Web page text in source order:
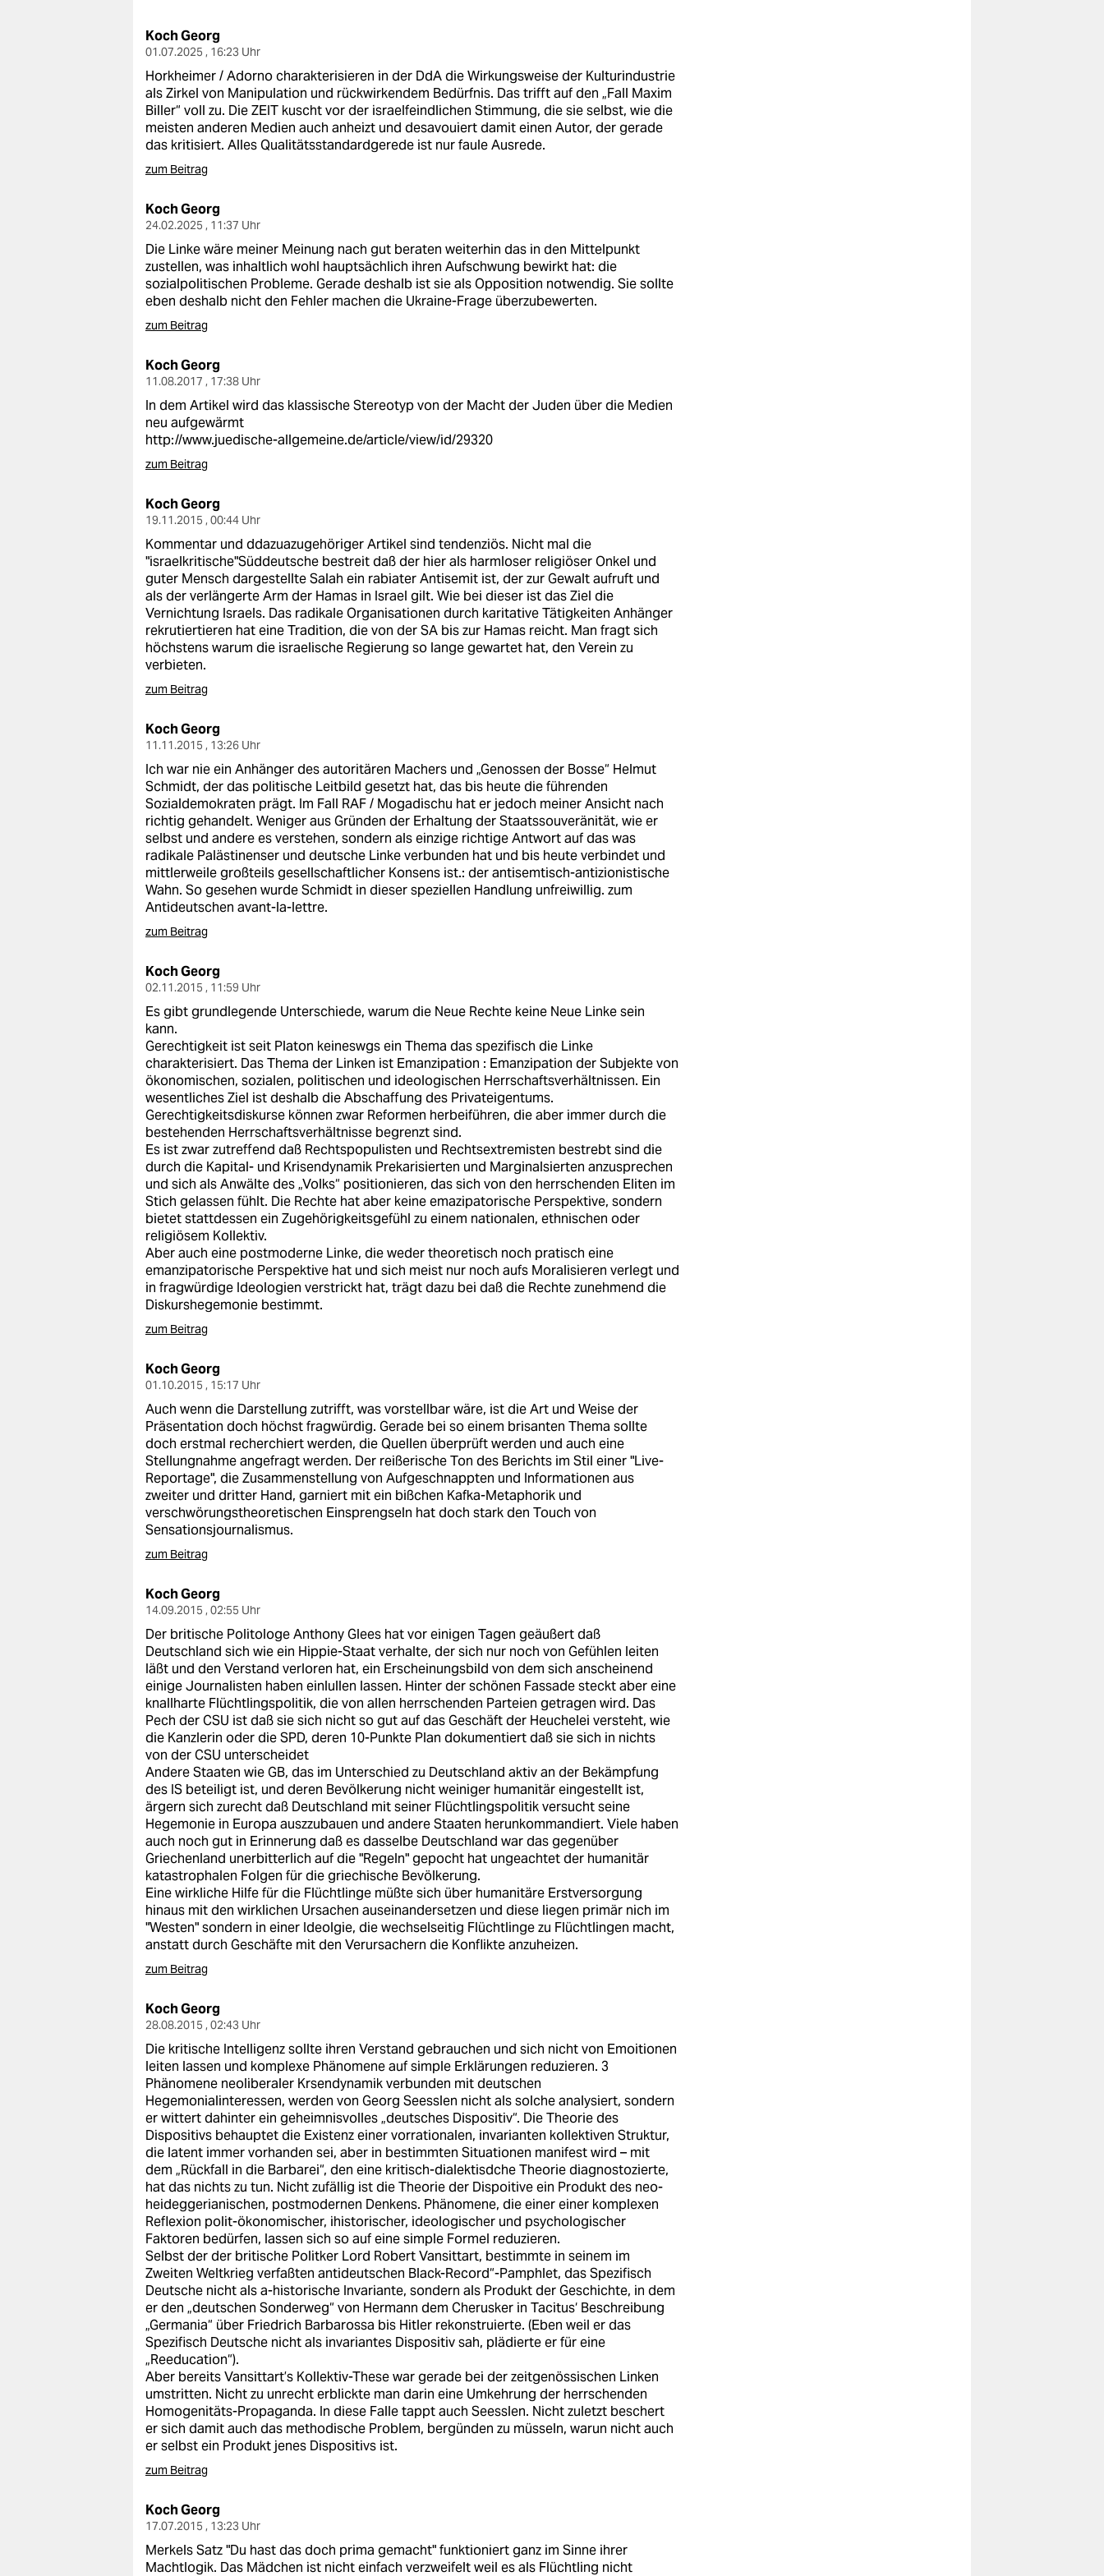
nord
wahrheit
verlag
verlag
veranstaltungen
shop
fragen & hilfe
unterstützen
abo
epaper login
Koch Georg
01.07.2025 , 16:23 Uhr
Horkheimer / Adorno charakterisieren in der DdA die Wirkungsweise der Kulturindustrie
als Zirkel von Manipulation und rückwirkendem Bedürfnis. Das trifft auf den „Fall Maxim
Biller“ voll zu. Die ZEIT kuscht vor der israelfeindlichen Stimmung, die sie selbst, wie die
meisten anderen Medien auch anheizt und desavouiert damit einen Autor, der gerade
das kritisiert. Alles Qualitätsstandardgerede ist nur faule Ausrede.
zum Beitrag
Koch Georg
24.02.2025 , 11:37 Uhr
Die Linke wäre meiner Meinung nach gut beraten weiterhin das in den Mittelpunkt
zustellen, was inhaltlich wohl hauptsächlich ihren Aufschwung bewirkt hat: die
sozialpolitischen Probleme. Gerade deshalb ist sie als Opposition notwendig. Sie sollte
eben deshalb nicht den Fehler machen die Ukraine-Frage überzubewerten.
zum Beitrag
Koch Georg
11.08.2017 , 17:38 Uhr
In dem Artikel wird das klassische Stereotyp von der Macht der Juden über die Medien
neu aufgewärmt
http://www.juedische-allgemeine.de/article/view/id/29320
zum Beitrag
Koch Georg
19.11.2015 , 00:44 Uhr
Kommentar und ddazuazugehöriger Artikel sind tendenziös. Nicht mal die
"israelkritische"Süddeutsche bestreit daß der hier als harmloser religiöser Onkel und
guter Mensch dargestellte Salah ein rabiater Antisemit ist, der zur Gewalt aufruft und
als der verlängerte Arm der Hamas in Israel gilt. Wie bei dieser ist das Ziel die
Vernichtung Israels. Das radikale Organisationen durch karitative Tätigkeiten Anhänger
rekrutiertieren hat eine Tradition, die von der SA bis zur Hamas reicht. Man fragt sich
höchstens warum die israelische Regierung so lange gewartet hat, den Verein zu
verbieten.
zum Beitrag
Koch Georg
11.11.2015 , 13:26 Uhr
Ich war nie ein Anhänger des autoritären Machers und „Genossen der Bosse“ Helmut
Schmidt, der das politische Leitbild gesetzt hat, das bis heute die führenden
Sozialdemokraten prägt. Im Fall RAF / Mogadischu hat er jedoch meiner Ansicht nach
richtig gehandelt. Weniger aus Gründen der Erhaltung der Staatssouveränität, wie er
selbst und andere es verstehen, sondern als einzige richtige Antwort auf das was
radikale Palästinenser und deutsche Linke verbunden hat und bis heute verbindet und
mittlerweile großteils gesellschaftlicher Konsens ist.: der antisemtisch-antizionistische
Wahn. So gesehen wurde Schmidt in dieser speziellen Handlung unfreiwillig. zum
Antideutschen avant-la-lettre.
zum Beitrag
Koch Georg
02.11.2015 , 11:59 Uhr
Es gibt grundlegende Unterschiede, warum die Neue Rechte keine Neue Linke sein
kann.
Gerechtigkeit ist seit Platon keineswgs ein Thema das spezifisch die Linke
charakterisiert. Das Thema der Linken ist Emanzipation : Emanzipation der Subjekte von
ökonomischen, sozialen, politischen und ideologischen Herrschaftsverhältnissen. Ein
wesentliches Ziel ist deshalb die Abschaffung des Privateigentums.
Gerechtigkeitsdiskurse können zwar Reformen herbeiführen, die aber immer durch die
bestehenden Herrschaftsverhältnisse begrenzt sind.
Es ist zwar zutreffend daß Rechtspopulisten und Rechtsextremisten bestrebt sind die
durch die Kapital- und Krisendynamik Prekarisierten und Marginalsierten anzusprechen
und sich als Anwälte des „Volks“ positionieren, das sich von den herrschenden Eliten im
Stich gelassen fühlt. Die Rechte hat aber keine emazipatorische Perspektive, sondern
bietet stattdessen ein Zugehörigkeitsgefühl zu einem nationalen, ethnischen oder
religiösem Kollektiv.
Aber auch eine postmoderne Linke, die weder theoretisch noch pratisch eine
emanzipatorische Perspektive hat und sich meist nur noch aufs Moralisieren verlegt und
in fragwürdige Ideologien verstrickt hat, trägt dazu bei daß die Rechte zunehmend die
Diskurshegemonie bestimmt.
zum Beitrag
Koch Georg
01.10.2015 , 15:17 Uhr
Auch wenn die Darstellung zutrifft, was vorstellbar wäre, ist die Art und Weise der
Präsentation doch höchst fragwürdig. Gerade bei so einem brisanten Thema sollte
doch erstmal recherchiert werden, die Quellen überprüft werden und auch eine
Stellungnahme angefragt werden. Der reißerische Ton des Berichts im Stil einer "Live-
Reportage", die Zusammenstellung von Aufgeschnappten und Informationen aus
zweiter und dritter Hand, garniert mit ein bißchen Kafka-Metaphorik und
verschwörungstheoretischen Einsprengseln hat doch stark den Touch von
Sensationsjournalismus.
zum Beitrag
Koch Georg
14.09.2015 , 02:55 Uhr
Der britische Politologe Anthony Glees hat vor einigen Tagen geäußert daß
Deutschland sich wie ein Hippie-Staat verhalte, der sich nur noch von Gefühlen leiten
läßt und den Verstand verloren hat, ein Erscheinungsbild von dem sich anscheinend
einige Journalisten haben einlullen lassen. Hinter der schönen Fassade steckt aber eine
knallharte Flüchtlingspolitik, die von allen herrschenden Parteien getragen wird. Das
Pech der CSU ist daß sie sich nicht so gut auf das Geschäft der Heuchelei versteht, wie
die Kanzlerin oder die SPD, deren 10-Punkte Plan dokumentiert daß sie sich in nichts
von der CSU unterscheidet
Andere Staaten wie GB, das im Unterschied zu Deutschland aktiv an der Bekämpfung
des IS beteiligt ist, und deren Bevölkerung nicht weiniger humanitär eingestellt ist,
ärgern sich zurecht daß Deutschland mit seiner Flüchtlingspolitik versucht seine
Hegemonie in Europa auszzubauen und andere Staaten herunkommandiert. Viele haben
auch noch gut in Erinnerung daß es dasselbe Deutschland war das gegenüber
Griechenland unerbitterlich auf die "Regeln" gepocht hat ungeachtet der humanitär
katastrophalen Folgen für die griechische Bevölkerung.
Eine wirkliche Hilfe für die Flüchtlinge müßte sich über humanitäre Erstversorgung
hinaus mit den wirklichen Ursachen auseinandersetzen und diese liegen primär nich im
"Westen" sondern in einer Ideolgie, die wechselseitig Flüchtlinge zu Flüchtlingen macht,
anstatt durch Geschäfte mit den Verursachern die Konflikte anzuheizen.
zum Beitrag
Koch Georg
28.08.2015 , 02:43 Uhr
Die kritische Intelligenz sollte ihren Verstand gebrauchen und sich nicht von Emoitionen
leiten lassen und komplexe Phänomene auf simple Erklärungen reduzieren. 3
Phänomene neoliberaler Krsendynamik verbunden mit deutschen
Hegemonialinteressen, werden von Georg Seesslen nicht als solche analysiert, sondern
er wittert dahinter ein geheimnisvolles „deutsches Dispositiv“. Die Theorie des
Dispositivs behauptet die Existenz einer vorrationalen, invarianten kollektiven Struktur,
die latent immer vorhanden sei, aber in bestimmten Situationen manifest wird – mit
dem „Rückfall in die Barbarei“, den eine kritisch-dialektisdche Theorie diagnostozierte,
hat das nichts zu tun. Nicht zufällig ist die Theorie der Dispoitive ein Produkt des neo-
heideggerianischen, postmodernen Denkens. Phänomene, die einer einer komplexen
Reflexion polit-ökonomischer, ihistorischer, ideologischer und psychologischer
Faktoren bedürfen, lassen sich so auf eine simple Formel reduzieren.
Selbst der der britische Politker Lord Robert Vansittart, bestimmte in seinem im
Zweiten Weltkrieg verfaßten antideutschen Black-Record“-Pamphlet, das Spezifisch
Deutsche nicht als a-historische Invariante, sondern als Produkt der Geschichte, in dem
er den „deutschen Sonderweg“ von Hermann dem Cherusker in Tacitus‘ Beschreibung
„Germania“ über Friedrich Barbarossa bis Hitler rekonstruierte. (Eben weil er das
Spezifisch Deutsche nicht als invariantes Dispositiv sah, plädierte er für eine
„Reeducation“).
Aber bereits Vansittart’s Kollektiv-These war gerade bei der zeitgenössischen Linken
umstritten. Nicht zu unrecht erblickte man darin eine Umkehrung der herrschenden
Homogenitäts-Propaganda. In diese Falle tappt auch Seesslen. Nicht zuletzt beschert
er sich damit auch das methodische Problem, bergünden zu müsseln, warun nicht auch
er selbst ein Produkt jenes Dispositivs ist.
zum Beitrag
Koch Georg
17.07.2015 , 13:23 Uhr
Merkels Satz "Du hast das doch prima gemacht" funktioniert ganz im Sinne ihrer
Machtlogik. Das Mädchen ist nicht einfach verzweifelt weil es als Flüchtling nicht